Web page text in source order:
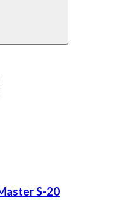
S-20